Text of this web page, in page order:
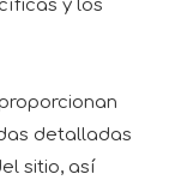
y los
detalladas
sitio, así